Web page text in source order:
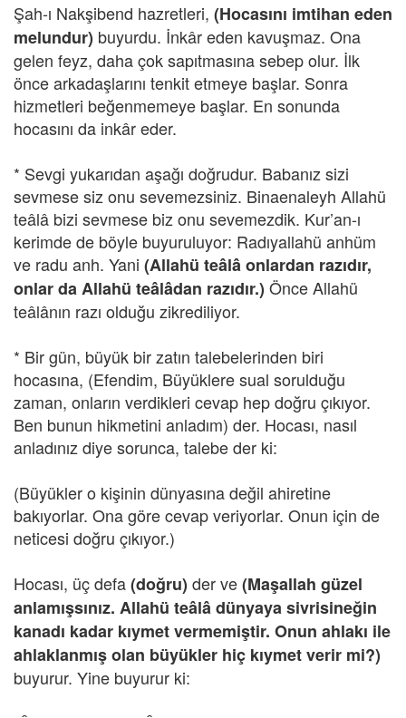
Şah-ı Nakşibend hazretleri, (Hocasını imtihan eden
melundur) buyurdu. İnkâr eden kavuşmaz. Ona
gelen feyz, daha çok sapıtmasına sebep olur. İlk
önce arkadaşlarını tenkit etmeye başlar. Sonra
hizmetleri beğenmemeye başlar. En sonunda
hocasını da inkâr eder.
* Sevgi yukarıdan aşağı doğrudur. Babanız sizi
sevmese siz onu sevemezsiniz. Binaenaleyh Allahü
teâlâ bizi sevmese biz onu sevemezdik. Kur’an-ı
kerimde de böyle buyuruluyor: Radıyallahü anhüm
ve radu anh. Yani (Allahü teâlâ onlardan razıdır,
onlar da Allahü teâlâdan razıdır.) Önce Allahü
teâlânın razı olduğu zikrediliyor.
* Bir gün, büyük bir zatın talebelerinden biri
hocasına, (Efendim, Büyüklere sual sorulduğu
zaman, onların verdikleri cevap hep doğru çıkıyor.
Ben bunun hikmetini anladım) der. Hocası, nasıl
anladınız diye sorunca, talebe der ki:
(Büyükler o kişinin dünyasına değil ahiretine
bakıyorlar. Ona göre cevap veriyorlar. Onun için de
neticesi doğru çıkıyor.)
Hocası, üç defa(doğru) der ve(Maşallah güzel
anlamışsınız. Allahü teâlâ dünyaya sivrisineğin
kanadı kadar kıymet vermemiştir. Onun ahlakı ile
ahlaklanmış olan büyükler hiç kıymet verir mi?)
buyurur. Yine buyurur ki: